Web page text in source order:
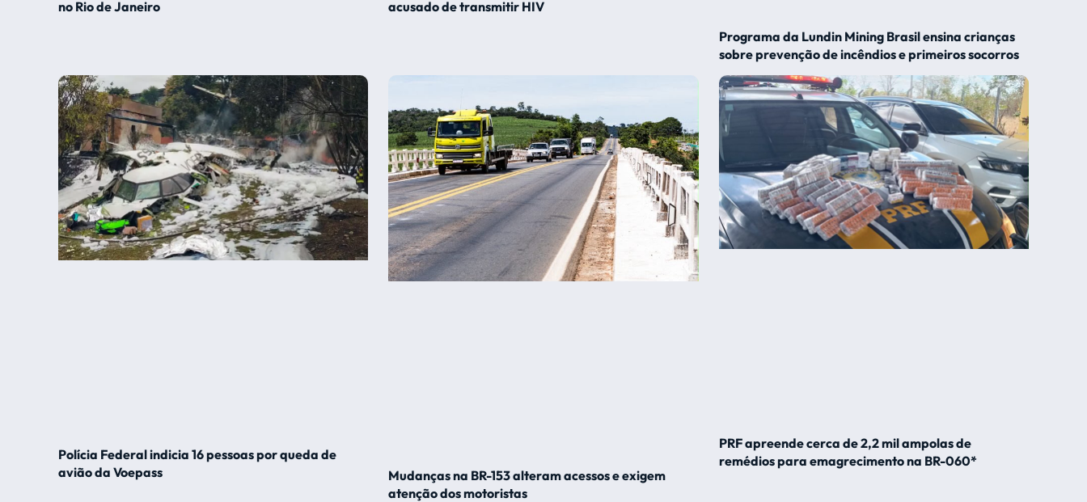
no Rio de Janeiro
acusado de transmitir HIV
Programa da Lundin Mining Brasil ensina crianças
sobre prevenção de incêndios e primeiros socorros
Polícia Federal indicia 16 pessoas por queda de
avião da Voepass
Mudanças na BR-153 alteram acessos e exigem
atenção dos motoristas
PRF apreende cerca de 2,2 mil ampolas de
remédios para emagrecimento na BR-060*